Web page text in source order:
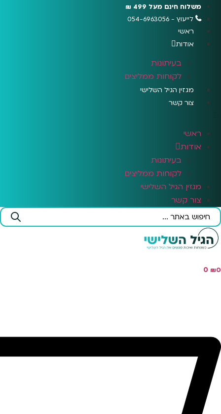
לתוכן
משלוח חינם מעל 499 ₪
לייעוץ - 054-6963056
ראשי
אודות
בעיתונות
לקוחות ממליצים
מגזין הגיל השלישי
צור קשר
ראשי
אודות
בעיתונות
לקוחות ממליצים
מגזין הגיל השלישי
צור קשר
Search
...
₪0
0